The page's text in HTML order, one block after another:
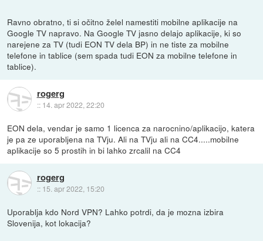
Ravno obratno, ti si očitno želel namestiti mobilne aplikacije na
Google TV napravo. Na Google TV jasno delajo aplikacije, ki so
narejene za TV (tudi EON TV dela BP) in ne tiste za mobilne
telefone in tablice (sem spada tudi EON za mobilne telefone in
tablice).
rogerg
:: 14. apr 2022, 22:20
EON dela, vendar je samo 1 licenca za narocnino/aplikacijo, katera
je pa ze uporabljena na TVju. Ali na TVju ali na CC4.....mobilne
aplikacije so 5 prostih in bi lahko zrcalil na CC4
rogerg
:: 15. apr 2022, 15:20
Uporablja kdo Nord VPN? Lahko potrdi, da je mozna izbira
Slovenija, kot lokacija?